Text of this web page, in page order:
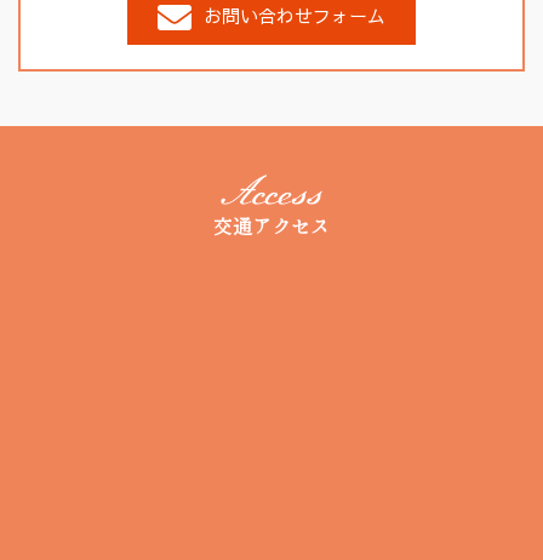
お問い合わせフォーム
交通アクセス